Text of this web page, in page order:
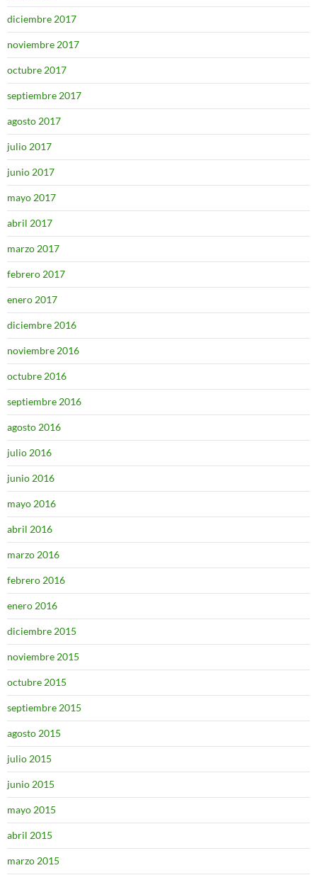
diciembre 2017
noviembre 2017
octubre 2017
septiembre 2017
agosto 2017
julio 2017
junio 2017
mayo 2017
abril 2017
marzo 2017
febrero 2017
enero 2017
diciembre 2016
noviembre 2016
octubre 2016
septiembre 2016
agosto 2016
julio 2016
junio 2016
mayo 2016
abril 2016
marzo 2016
febrero 2016
enero 2016
diciembre 2015
noviembre 2015
octubre 2015
septiembre 2015
agosto 2015
julio 2015
junio 2015
mayo 2015
abril 2015
marzo 2015